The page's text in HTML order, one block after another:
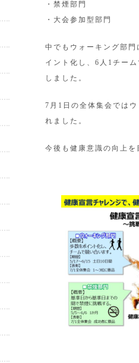
・禁煙部門
・大会参加型部門
中でもウォーキング部
イント化し、6人1チー
しました。
7月1日の全体集会では
れました。
今後も健康意識の向上